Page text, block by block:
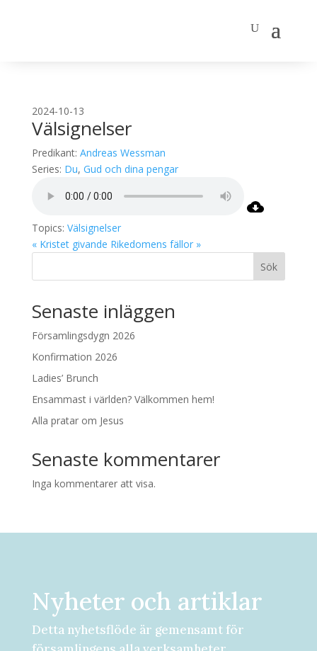
2024-10-13
Välsignelser
Predikant: Andreas Wessman
Series: Du, Gud och dina pengar
Topics: Välsignelser
« Kristet givande Rikedomens fällor »
Sök
Senaste inläggen
Församlingsdygn 2026
Konfirmation 2026
Ladies’ Brunch
Ensammast i världen? Välkommen hem!
Alla pratar om Jesus
Senaste kommentarer
Inga kommentarer att visa.
Nyheter och artiklar
Detta nyhetsflöde är gemensamt för